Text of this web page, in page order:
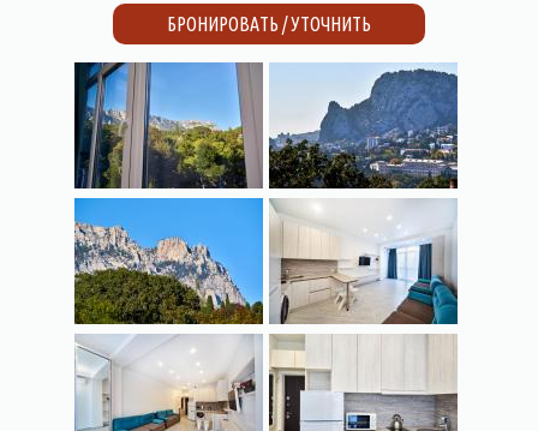
БРОНИРОВАТЬ / УТОЧНИТЬ